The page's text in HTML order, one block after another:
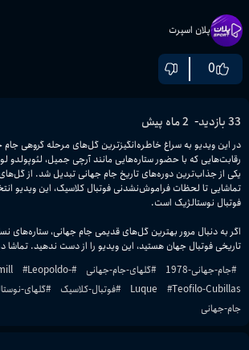
پلان اسپرت
0
33بازدید- 2 ماه پیش
رقابت‌هایی که با حضور ستاره‌هایی مانند آرچی جمیل،
تماشایی تا لحظات فراموش‌نشدنی فوتبال کلاسیک، این
اگر به دنبال
تاریخی فوتبال جهان هستید، این ویدیو را از دست ندهید. تماشا
#جام-جهانی-1978 #گلهای-جام-جهانی #
#Leopoldo-
Luque
#Teofilo-Cubillas
#فوتبال-کلاسیک #گلهای-
جام-جهانی